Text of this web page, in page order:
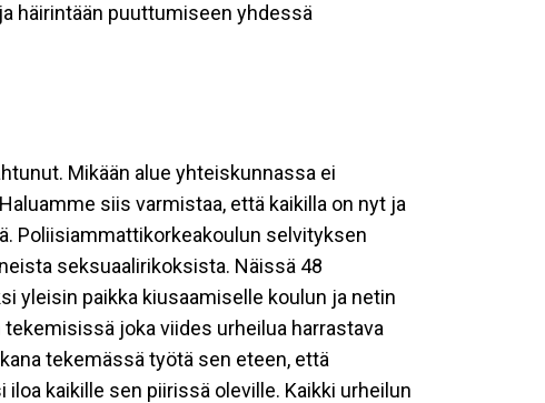
häirintään puuttumiseen yhdessä
Mikään alue yhteiskunnassa ei
siis varmistaa, että kaikilla on nyt ja
Poliisiammattikorkeakoulun selvityksen
seksuaalirikoksista. Näissä 48
yleisin paikka kiusaamiselle koulun ja netin
joka viides urheilua harrastava
tekemässä työtä sen eteen, että
kaikille sen piirissä oleville. Kaikki urheilun